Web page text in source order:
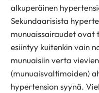
alkuperäinen
Sekundaarisista
munuaissairaudet
esiintyy kuitenkin vain
munuaisiin verta
(munuaisvaltimoiden)
hypertension syynä.